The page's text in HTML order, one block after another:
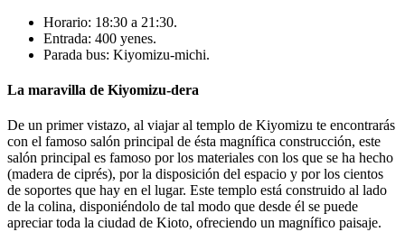
Horario: 18:30 a 21:30.
Entrada: 400 yenes.
Parada bus: Kiyomizu-michi.
La maravilla de Kiyomizu-dera
De un primer vistazo, al viajar al templo de Kiyomizu te encontrarás
con el famoso salón principal de ésta magnífica construcción, este
salón principal es famoso por los materiales con los que se ha hecho
(madera de ciprés), por la disposición del espacio y por los cientos
de soportes que hay en el lugar. Este templo está construido al lado
de la colina, disponiéndolo de tal modo que desde él se puede
apreciar toda la ciudad de Kioto, ofreciendo un magnífico paisaje.